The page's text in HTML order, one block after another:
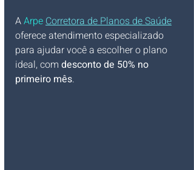
A Arpe Corretora de Planos de Saúde
oferece atendimento especializado
para ajudar você a escolher o plano
ideal, com desconto de 50% no
primeiro mês.